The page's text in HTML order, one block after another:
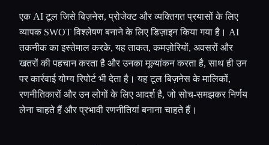
एक AI टूल जिसे बिज़नेस, प्रोजेक्ट और व्यक्तिगत प्रयासों के लिए
व्यापक SWOT विश्लेषण बनाने के लिए डिज़ाइन किया गया है। AI
तकनीक का इस्तेमाल करके, यह ताकत, कमज़ोरियों, अवसरों और
खतरों की पहचान करता है और उनका मूल्यांकन करता है, साथ ही उन
पर कार्रवाई योग्य रिपोर्ट भी देता है। यह टूल बिज़नेस के मालिकों,
रणनीतिकारों और उन लोगों के लिए आदर्श है, जो सोच-समझकर निर्णय
लेना चाहते हैं और प्रभावी रणनीतियां बनाना चाहते हैं।